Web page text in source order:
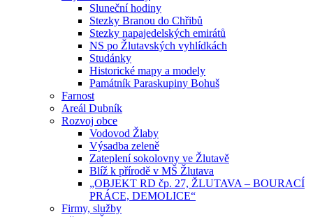
Sluneční hodiny
Stezky Branou do Chřibů
Stezky napajedelských emirátů
NS po Žlutavských vyhlídkách
Studánky
Historické mapy a modely
Památník Paraskupiny Bohuš
Farnost
Areál Dubník
Rozvoj obce
Vodovod Žlaby
Výsadba zeleně
Zateplení sokolovny ve Žlutavě
Blíž k přírodě v MŠ Žlutava
„OBJEKT RD čp. 27, ŽLUTAVA – BOURACÍ
PRÁCE, DEMOLICE“
Firmy, služby